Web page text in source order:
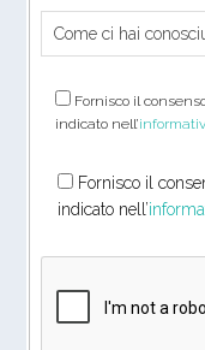
Fornisco il
indicato nell’
Fornisco il
indicato nell’